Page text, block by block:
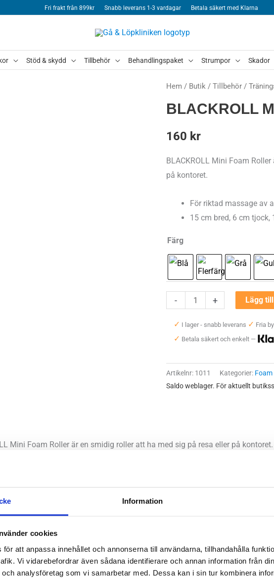
Information
cookies
för att anpassa innehållet och annonserna till användarna, tillhandahålla
Vi vidarebefordrar även sådana identifierare och annan information från
analysföretag som vi samarbetar med. Dessa kan i sin tur kombinera
Fri frakt från 899kr Snabb leverans 1-3 vardagar Betala säkert med Klarna
Stöd & skydd Tillbehör Behandlingspaket Strumpor Skador
Hem / Butik / Tillbehör /
BLACKROLL
160 kr
BLACKROLL Mini Foam
på kontoret.
För riktad massage av
15 cm bred, 6 cm tjock,
Färg
-
BLACKROLL
Foam
Roller
+ Lägg
✓ I lager - snabb leverans ✓ Fria
✓ Betala säkert och enkelt —
Artikelnr: 1011 Kategorier:
Saldo weblager. För aktuellt
Mini Foam Roller är en smidig roller att ha med sig på resa eller på
dig förbättrad elasticitet och funktion på dina muskler med minimal egen
riktad massage av armar, fötter och ben
bred och 6 cm tjock
på kontoret eller resan
av övningar kan du hitta på BLACKROLLS hemsida eller i
träning med foam roller.